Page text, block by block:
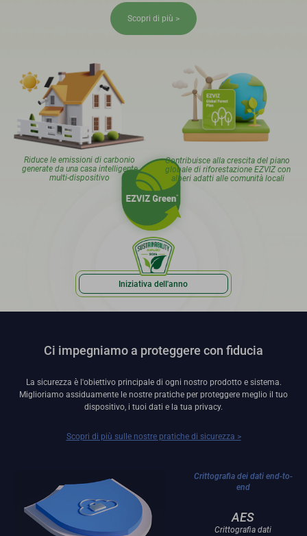
Scopri di più >
Riduce le emissioni di carbonio
generate da una casa intelligente
multi-dispositivo
Contribuisce alla crescita del piano
globale di riforestazione EZVIZ con
alberi adatti alle comunità locali
Iniziativa dell'anno
Ci impegniamo a proteggere con fiducia
La sicurezza è l'obiettivo principale di ogni nostro prodotto e sistema.
Miglioriamo assiduamente le nostre pratiche per proteggere meglio il tuo
dispositivo, i tuoi dati e la tua privacy.
Scopri di più sulle nostre pratiche di sicurezza >
Crittografia dei dati end-to-
end
AES
Crittografia dati